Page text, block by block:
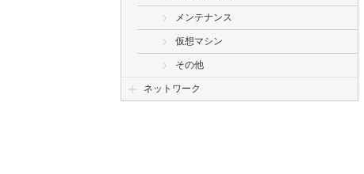
メンテナンス
仮想マシン
その他
ネットワーク